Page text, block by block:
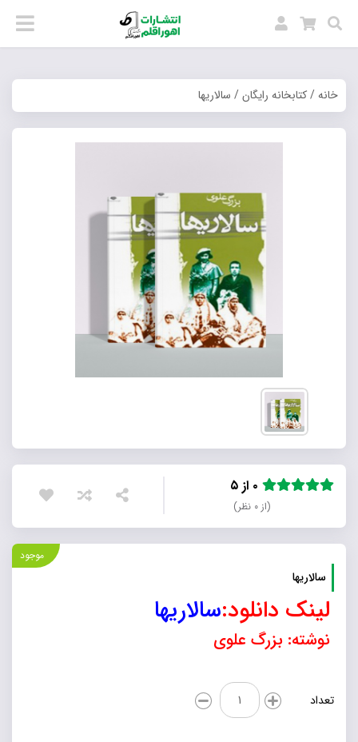
خانه/کتابخانه رایگان/ سالاریها
(از ۰ نظر)
موجود
سالاریها
لینک دانلود:سالاریها
نوشته: بزرگ علوی
تعداد
سالاریها
عدد